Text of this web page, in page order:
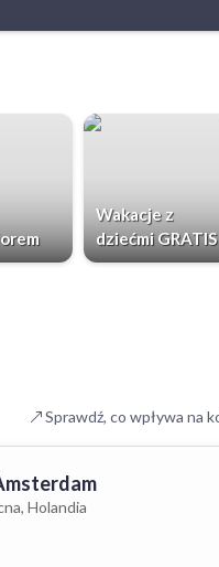
Wakacje z
dziećmi GRATIS
Sprawdź, co wpływa na
Holandia